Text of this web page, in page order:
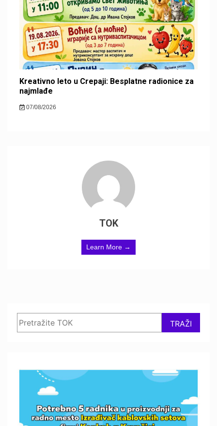
Kreativno leto u Crepaji: Besplatne radionice za
najmlađe
07/08/2026
TOK
Learn More →
TRAŽI